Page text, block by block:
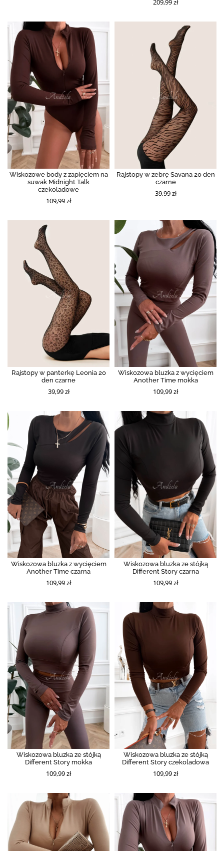
209,99 zł
Wiskozowe body z zapięciem na
suwak Midnight Talk
czekoladowe
109,99 zł
Rajstopy w zebrę Savana 20 den
czarne
39,99 zł
Rajstopy w panterkę Leonia 20
den czarne
39,99 zł
Wiskozowa bluzka z wycięciem
Another Time mokka
109,99 zł
Wiskozowa bluzka z wycięciem
Another Time czarna
109,99 zł
Wiskozowa bluzka ze stójką
Different Story czarna
109,99 zł
Wiskozowa bluzka ze stójką
Different Story mokka
109,99 zł
Wiskozowa bluzka ze stójką
Different Story czekoladowa
109,99 zł